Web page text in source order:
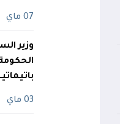
07 ماي
وزير
03 ماي